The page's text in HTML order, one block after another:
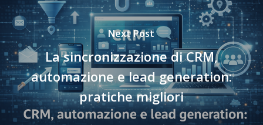
Next Post
La sincronizzazione di CRM,
automazione e lead generation:
pratiche migliori